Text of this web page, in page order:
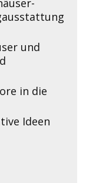
und
in die
Ideen